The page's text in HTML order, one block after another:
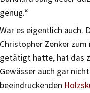
genug.“
War es eigentlich auch.
Christopher Zenker
getätigt hatte, hat das
Gewässer auch gar
beeindruckenden